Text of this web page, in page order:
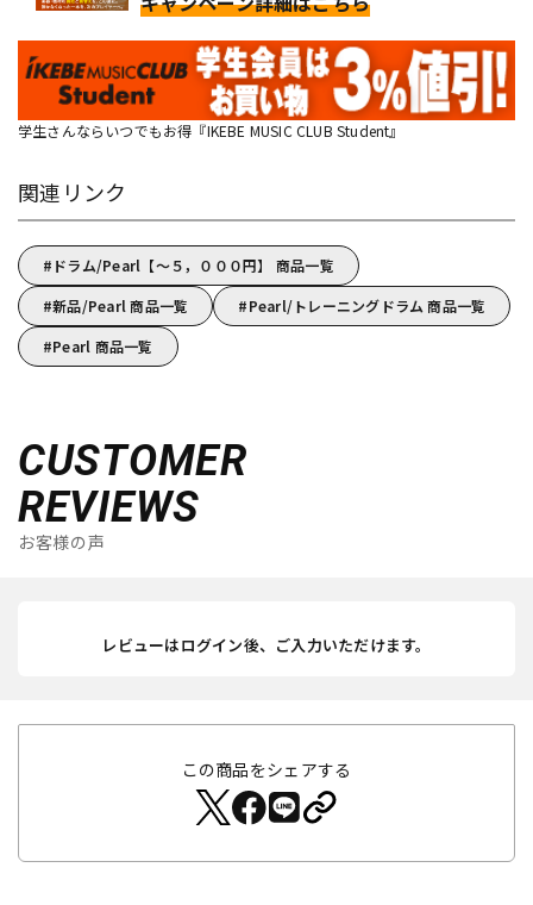
学生さんならいつでもお得『IKEBE MUSIC CLUB Student』
関連リンク
ドラム/Pearl【～５，０００円】 商品一覧
新品/Pearl 商品一覧
Pearl/トレーニングドラム 商品一覧
Pearl 商品一覧
CUSTOMER
REVIEWS
お客様の声
レビューはログイン後、ご入力いただけます。
この商品をシェアする